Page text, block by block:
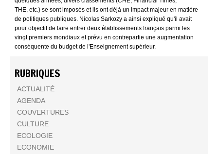
THE, etc.) se sont imposés et ils ont déjà un impact majeur en matière
de politiques publiques. Nicolas Sarkozy a ainsi expliqué qu'il avait
pour objectif de faire entrer deux établissements français parmi les
vingt premiers mondiaux et prévu en contrepartie une augmentation
conséquente du budget de l'Enseignement supérieur.
RUBRIQUES
ACTUALITÉ
AGENDA
COUVERTURES
CULTURE
ECOLOGIE
ECONOMIE